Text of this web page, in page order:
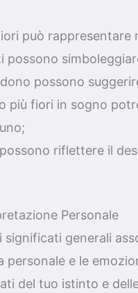
può rappresentare
possono
possono
più fiori in sogno
riflettere il
Personale
significati generali
personale e le
del tuo istinto e